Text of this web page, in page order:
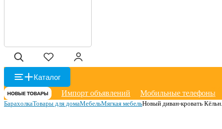
Каталог
Импорт объявлений
Мобильные телефоны
БарахолкаТовары для домаМебельМягкая мебельНовый диван-кровать